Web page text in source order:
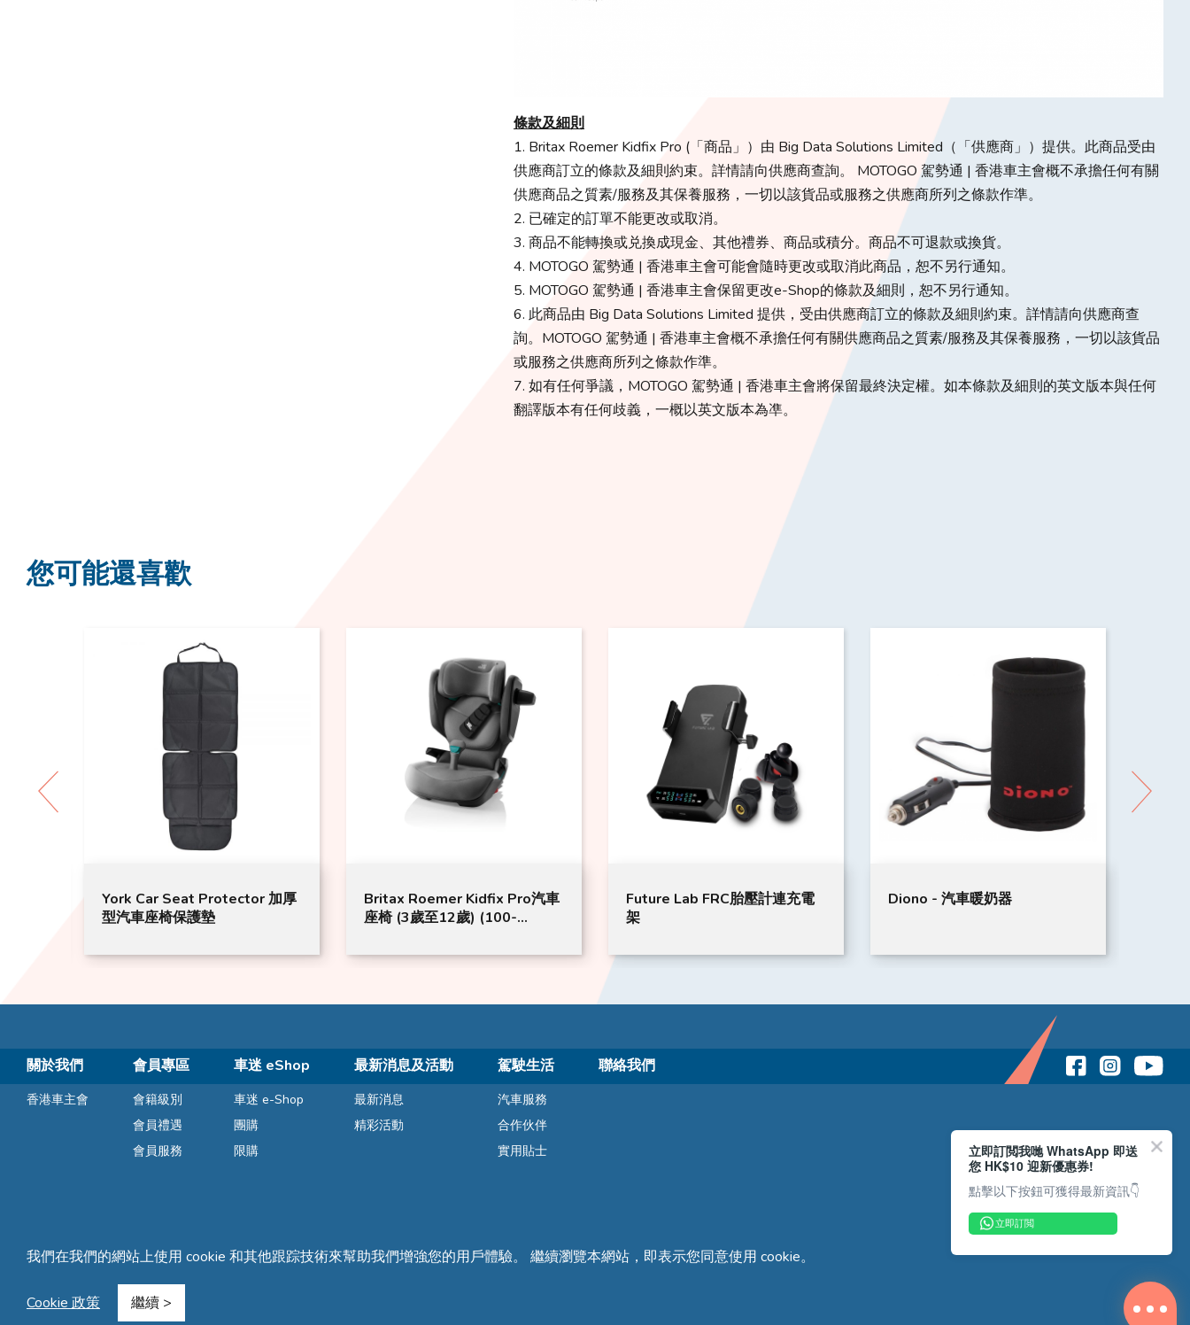
條款及細則
1. Britax Roemer Kidfix Pro (「商品」）由 Big Data Solutions Limited（「供應商」）提供。此商品受由
供應商訂立的條款及細則約束。詳情請向供應商查詢。 MOTOGO 駕勢通 | 香港車主會概不承擔任何有關
供應商品之質素/服務及其保養服務，一切以該貨品或服務之供應商所列之條款作準。
2. 已確定的訂單不能更改或取消。
3. 商品不能轉換或兑換成現金、其他禮券、商品或積分。商品不可退款或換貨。
4. MOTOGO 駕勢通 | 香港車主會可能會隨時更改或取消此商品，恕不另行通知。
5. MOTOGO 駕勢通 | 香港車主會保留更改e-Shop的條款及細則，恕不另行通知。
6. 此商品由 Big Data Solutions Limited 提供，受由供應商訂立的條款及細則約束。詳情請向供應商查
詢。MOTOGO 駕勢通 | 香港車主會概不承擔任何有關供應商品之質素/服務及其保養服務，一切以該貨品
或服務之供應商所列之條款作準。
7. 如有任何爭議，MOTOGO 駕勢通 | 香港車主會將保留最終決定權。如本條款及細則的英文版本與任何
翻譯版本有任何歧義，一概以英文版本為凖。
您可能還喜歡
York Car Seat Protector 加厚
型汽車座椅保護墊
Britax Roemer Kidfix Pro汽車
座椅 (3歲至12歲) (100-
Future Lab FRC胎壓計連充電
架
Diono - 汽車暖奶器
關於我們
香港車主會
會員專區
會籍級別
會員禮遇
會員服務
車迷 eShop
車迷 e-Shop
團購
限購
最新消息及活動
最新消息
精彩活動
駕駛生活
汽車服務
合作伙伴
實用貼士
聯絡我們
條款及細則 隱私聲明 Copyright © 2026 Reliance Motors Ltd. All rights reserved.
我們在我們的網站上使用 cookie 和其他跟踪技術來幫助我們增強您的用戶體驗。 繼續瀏覽本網站，即表示您同意使用 cookie。
Cookie 政策 繼續 >
立即訂閲我哋 WhatsApp 即送
您 HK$10 迎新優惠券!
點擊以下按鈕可獲得最新資訊👇
立即訂閲